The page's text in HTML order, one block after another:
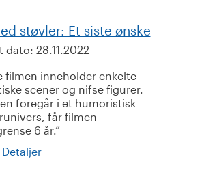
støvler: Et siste ønske
dato: 28.11.2022
filmen inneholder enkelte
scener og nifse figurer.
foregår i et humoristisk
får filmen
6 år.
Detaljer